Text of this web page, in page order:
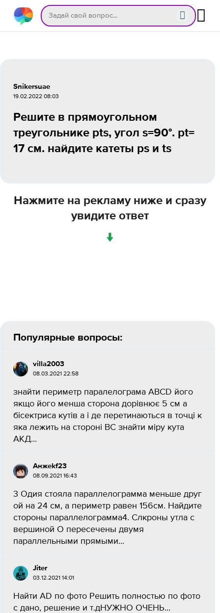
Snikersuae
19.02.2022 08:03
Решите в прямоугольном
треугольнике pts, угол s=90°. pt=
17 см. найдите катеты ps и ts
Нажмите на рекламу ниже и сразу
увидите ответ
↓
Популярные вопросы:
villa2003
08.03.2021 22:58
знайти периметр паралелограма ABCD його
якщо його менша сторона дорівнює 5 см а
бісектриса кутів a і де перетинаються в точці к
яка лежить на стороні BC знайти міру кута
АКД​...
Анжеkf23
08.09.2021 16:43
3 Одия стояла параллелограмма меньше друг
ой на 24 см, а периметр равен 156см. Найдите
стороны параллелограмма4. Слкроны утла с
вершиной О пересечены двумя
параллельными прямыми...
Jiter
03.12.2021 14:01
Найти AD по фото Решить полностью по фото
с дано, решение и т.дНУЖНО ОЧЕНЬ...